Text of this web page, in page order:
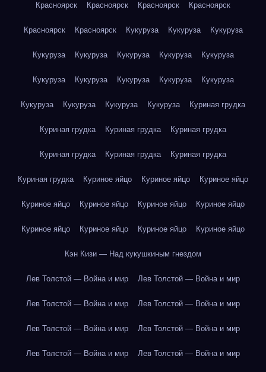
Красноярск Красноярск Красноярск Красноярск
Красноярск Красноярск Кукуруза Кукуруза Кукуруза
Кукуруза Кукуруза Кукуруза Кукуруза Кукуруза
Кукуруза Кукуруза Кукуруза Кукуруза Кукуруза
Кукуруза Кукуруза Кукуруза Кукуруза Куриная грудка
Куриная грудка Куриная грудка Куриная грудка
Куриная грудка Куриная грудка Куриная грудка
Куриная грудка Куриное яйцо Куриное яйцо Куриное яйцо
Куриное яйцо Куриное яйцо Куриное яйцо Куриное яйцо
Куриное яйцо Куриное яйцо Куриное яйцо Куриное яйцо
Кэн Кизи — Над кукушкиным гнездом
Лев Толстой — Война и мир Лев Толстой — Война и мир
Лев Толстой — Война и мир Лев Толстой — Война и мир
Лев Толстой — Война и мир Лев Толстой — Война и мир
Лев Толстой — Война и мир Лев Толстой — Война и мир